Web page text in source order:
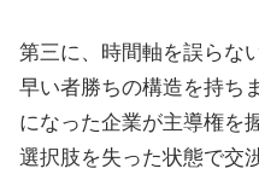
第三に、時間軸を誤らな
早い者勝ちの構造を持ち
になった企業が主導権を
選択肢を失った状態で交